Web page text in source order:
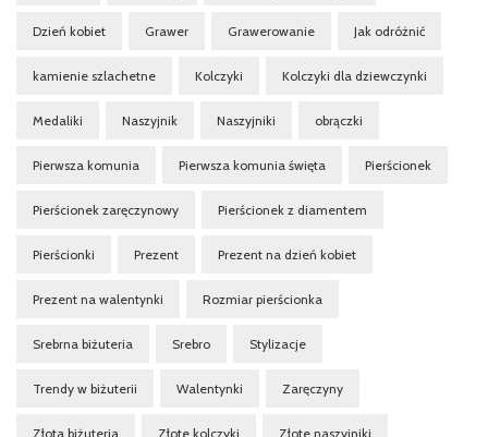
Dzień kobiet Grawer Grawerowanie Jak odróżnić
kamienie szlachetne Kolczyki Kolczyki dla dziewczynki
Medaliki Naszyjnik Naszyjniki obrączki
Pierwsza komunia Pierwsza komunia święta Pierścionek
Pierścionek zaręczynowy Pierścionek z diamentem
Pierścionki Prezent Prezent na dzień kobiet
Prezent na walentynki Rozmiar pierścionka
Srebrna biżuteria Srebro Stylizacje
Trendy w biżuterii Walentynki Zaręczyny
Złota biżuteria Złote kolczyki Złote naszyjniki